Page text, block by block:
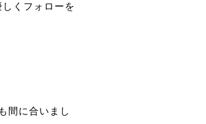
くフォローを
間に合いまし